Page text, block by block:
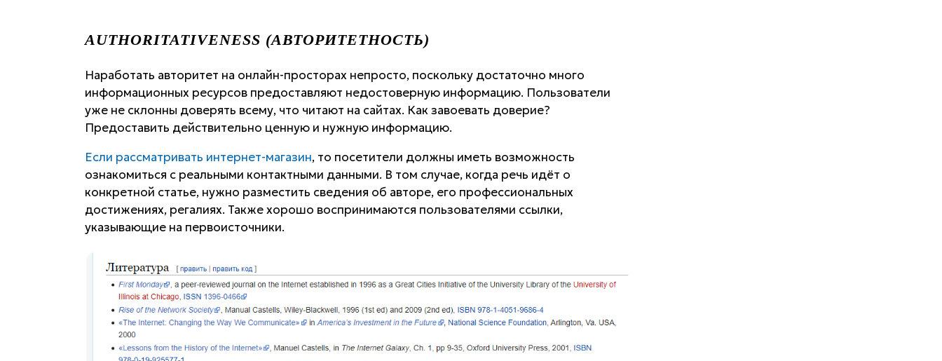
AUTHORITATIVENESS (АВТОРИТЕТНОСТЬ)
Наработать авторитет на онлайн-просторах непросто, поскольку достаточно много
информационных ресурсов предоставляют недостоверную информацию. Пользователи
уже не склонны доверять всему, что читают на сайтах. Как завоевать доверие?
Предоставить действительно ценную и нужную информацию.
Если рассматривать интернет-магазин, то посетители должны иметь возможность
ознакомиться с реальными контактными данными. В том случае, когда речь идёт о
конкретной статье, нужно разместить сведения об авторе, его профессиональных
достижениях, регалиях. Также хорошо воспринимаются пользователями ссылки,
указывающие на первоисточники.